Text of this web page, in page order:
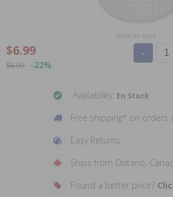
Scroll for more
$6.99
$8.99 -22%
-
Availability: En Stock
Free shipping* on orders
Easy Returns
Ships from Ontario,
Found a better price?